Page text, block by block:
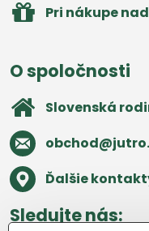
Pri nákupe
O spoločnosti
Slovenská
Ďalšie
Sledujte nás: